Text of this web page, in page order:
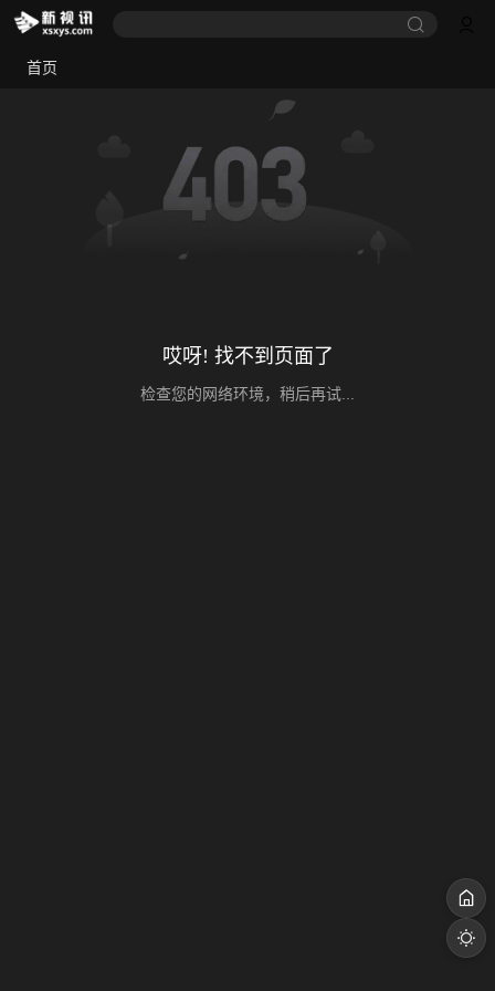
首页
哎呀! 找不到页面了
检查您的网络环境，稍后再试...